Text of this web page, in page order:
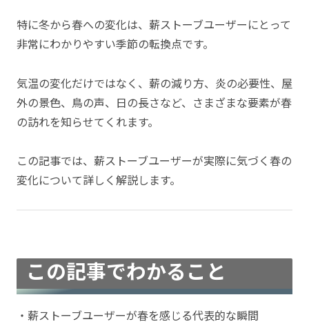
特に冬から春への変化は、薪ストーブユーザーにとって
非常にわかりやすい季節の転換点です。
気温の変化だけではなく、薪の減り方、炎の必要性、屋
外の景色、鳥の声、日の長さなど、さまざまな要素が春
の訪れを知らせてくれます。
この記事では、薪ストーブユーザーが実際に気づく春の
変化について詳しく解説します。
この記事でわかること
・薪ストーブユーザーが春を感じる代表的な瞬間